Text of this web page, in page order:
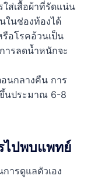
ใส่เสื้อผ้าที่รัดแน่น
ในช่องท้องได้
อโรคอ้วนเป็น
ารลดน้ำหนักจะ
นกลางคืน การ
นประมาณ 6-8
ไปพบแพทย์
ารดูแลตัวเอง